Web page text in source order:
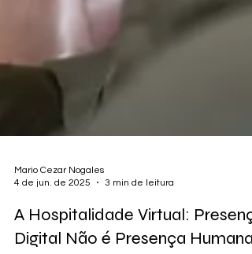
Mario Cezar Nogales